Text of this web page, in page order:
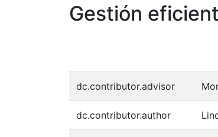
Gestión
dc.contributor.advisor
dc.contributor.author